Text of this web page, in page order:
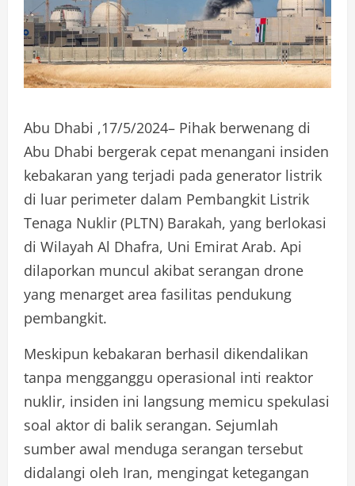
Abu Dhabi ,17/5/2024– Pihak berwenang di
Abu Dhabi bergerak cepat menangani insiden
kebakaran yang terjadi pada generator listrik
di luar perimeter dalam Pembangkit Listrik
Tenaga Nuklir (PLTN) Barakah, yang berlokasi
di Wilayah Al Dhafra, Uni Emirat Arab. Api
dilaporkan muncul akibat serangan drone
yang menarget area fasilitas pendukung
pembangkit.
Meskipun kebakaran berhasil dikendalikan
tanpa mengganggu operasional inti reaktor
nuklir, insiden ini langsung memicu spekulasi
soal aktor di balik serangan. Sejumlah
sumber awal menduga serangan tersebut
didalangi oleh Iran, mengingat ketegangan